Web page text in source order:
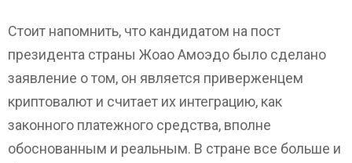
Стоит напомнить, что кандидатом на пост
президента страны Жоао Амоэдо было сделано
заявление о том, он является приверженцем
криптовалют и считает их интеграцию, как
законного платежного средства, вполне
обоснованным и реальным. В стране все больше и